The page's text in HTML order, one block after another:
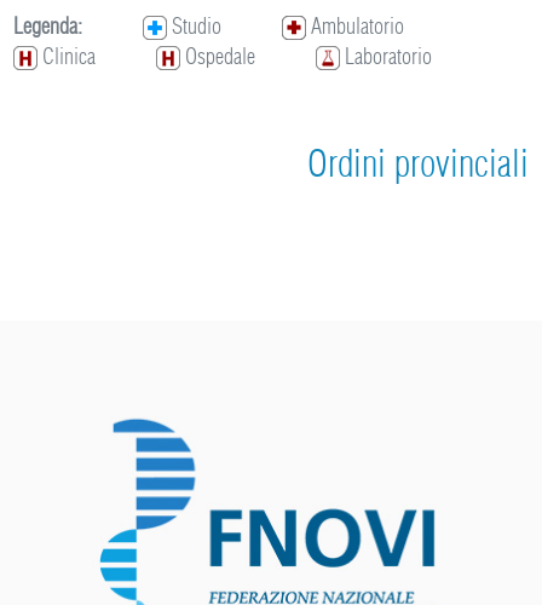
Legenda: Studio
Ambulatorio
Clinica
Ospedale Laboratorio
Ordini provinciali